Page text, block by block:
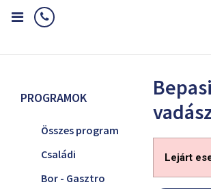
PROGRAMOK
Összes program
Családi
Bor - Gasztro
Lejárt